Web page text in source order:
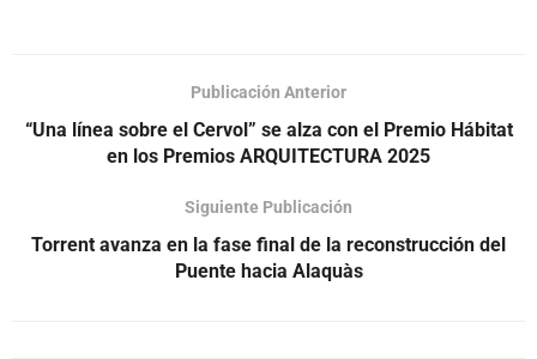
Publicación Anterior
“Una línea sobre el Cervol” se alza con el Premio Hábitat
en los Premios ARQUITECTURA 2025
Siguiente Publicación
Torrent avanza en la fase final de la reconstrucción del
Puente hacia Alaquàs